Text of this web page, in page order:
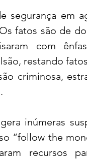
segurança em
fatos são de
com
restando
criminosa,
inúmeras
“follow the
recursos